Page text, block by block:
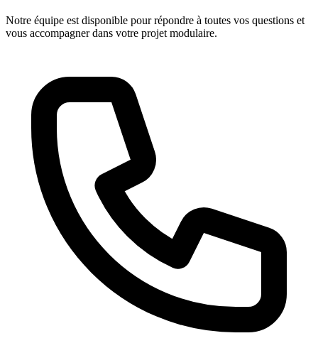
Notre équipe est disponible pour répondre à toutes vos questions et
vous accompagner dans votre projet modulaire.